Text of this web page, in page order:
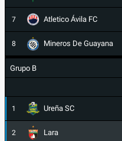
7 Atletico Ávila FC
8 Mineros De Guayana
Grupo B
1 Ureña SC
2 Lara